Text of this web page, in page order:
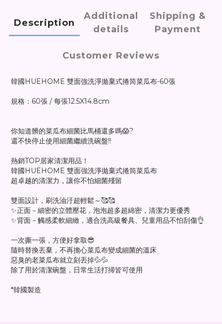
Description
Additional
details
Shipping &
Payment
Customer Reviews
韓國HUEHOME 雙面強洗淨拋棄式捲筒菜瓜布-60張
規格：60張 / 每張12.5X14.8cm
你知道髒的菜瓜布細菌比馬桶還多嗎😱?
還不快停止使用細菌繼續洗碗盤!!
熱銷TOP居家清潔用品！
韓國HUEHOME 雙面強洗淨拋棄式捲筒菜瓜布
超卓越的清潔力，讓你不怕細菌殘留
雙面設計，刷洗油汙超輕鬆～🥰🥰
✨正面－細密的立體壓花，泡泡超多超綿密，清潔力更優秀
✨背面－觸感柔軟細緻，適合洗高級餐具、兒童用品不怕刮傷👌
一次撕一張，方便好拿取😎
隨時替換丟棄，不再擔心菜瓜布變成細菌的溫床
惡臭的老菜瓜布就立刻丟掉💦💦
除了用於清潔碗盤，日常生活打掃皆可使用
*韓國製造